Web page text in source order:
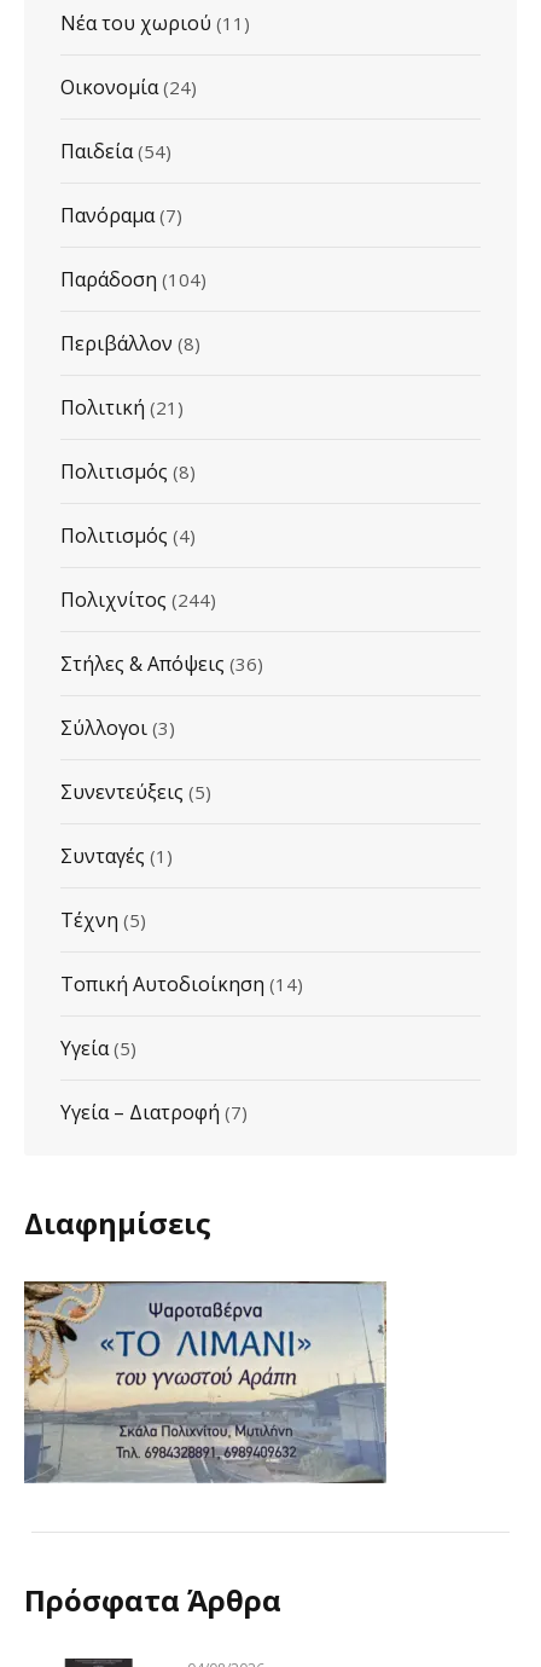
Νέα του χωριού (11)
Οικονομία (24)
Παιδεία (54)
Πανόραμα (7)
Παράδοση (104)
Περιβάλλον (8)
Πολιτική (21)
Πολιτισμός (8)
Πολιτισμός (4)
Πολιχνίτος (244)
Στήλες & Απόψεις (36)
Σύλλογοι (3)
Συνεντεύξεις (5)
Συνταγές (1)
Τέχνη (5)
Τοπική Αυτοδιοίκηση (14)
Υγεία (5)
Υγεία – Διατροφή (7)
Διαφημίσεις
Πρόσφατα Άρθρα